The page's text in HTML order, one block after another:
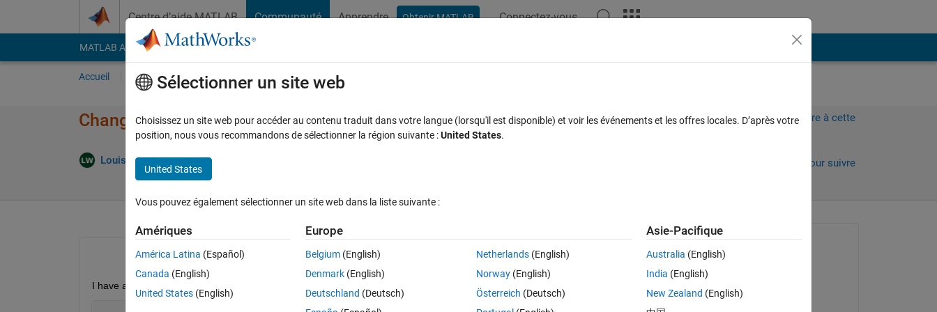
Centre d’aide MATLAB Communauté Apprendre Obtenir MATLAB Connectez-vous
MATLAB Answers File Exchange Cody
Accueil Poser une question Parcourir
Change projection of netcdf data and convert from UTM to lat/lon
Louise Wilson 27 Nov 2021
Connectez-vous pour répondre à cette
Connectez-vous pour suivre
Afficher commentaires plus anciens
Ouvrir dans MATLAB Online
I have a netcdf file
Louise Wilson
le 27 Nov 2021
Sélectionner un site web
Choisissez un site web pour accéder au contenu traduit dans votre langue (lorsqu'il est disponible) et voir les événements et les offres locales. D’après votre
position, nous vous recommandons de sélectionner la région suivante :United States.
United States
Vous pouvez également sélectionner un site web dans la liste suivante :
Amériques
América Latina (Español)
Canada (English)
United States (English)
Europe
Belgium (English)
Denmark (English)
Deutschland (Deutsch)
Netherlands(English)
Norway(English)
Österreich (Deutsch)
Asie-Pacifique
Australia (English)
India (English)
New Zealand (English)